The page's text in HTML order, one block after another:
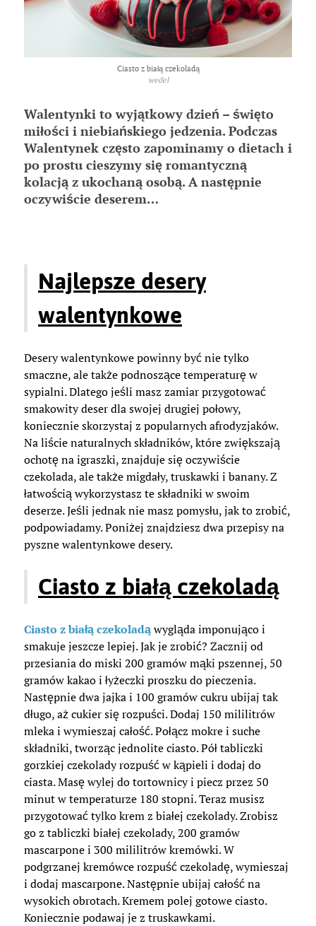
Ciasto z białą czekoladą
wedel
Walentynki to wyjątkowy dzień – święto
miłości i niebiańskiego jedzenia. Podczas
Walentynek często zapominamy o dietach i
po prostu cieszymy się romantyczną
kolacją z ukochaną osobą. A następnie
oczywiście deserem…
Najlepsze desery
walentynkowe
Desery walentynkowe powinny być nie tylko
smaczne, ale także podnoszące temperaturę w
sypialni. Dlatego jeśli masz zamiar przygotować
smakowity deser dla swojej drugiej połowy,
koniecznie skorzystaj z popularnych afrodyzjaków.
Na liście naturalnych składników, które zwiększają
ochotę na igraszki, znajduje się oczywiście
czekolada, ale także migdały, truskawki i banany. Z
łatwością wykorzystasz te składniki w swoim
deserze. Jeśli jednak nie masz pomysłu, jak to zrobić,
podpowiadamy. Poniżej znajdziesz dwa przepisy na
pyszne walentynkowe desery.
Ciasto z białą czekoladą
Ciasto z białą czekoladąwygląda imponująco i
smakuje jeszcze lepiej. Jak je zrobić? Zacznij od
przesiania do miski 200 gramów mąki pszennej, 50
gramów kakao i łyżeczki proszku do pieczenia.
Następnie dwa jajka i 100 gramów cukru ubijaj tak
długo, aż cukier się rozpuści. Dodaj 150 mililitrów
mleka i wymieszaj całość. Połącz mokre i suche
składniki, tworząc jednolite ciasto. Pół tabliczki
gorzkiej czekolady rozpuść w kąpieli i dodaj do
ciasta. Masę wylej do tortownicy i piecz przez 50
minut w temperaturze 180 stopni. Teraz musisz
przygotować tylko krem z białej czekolady. Zrobisz
go z tabliczki białej czekolady, 200 gramów
mascarpone i 300 mililitrów kremówki. W
podgrzanej kremówce rozpuść czekoladę, wymieszaj
i dodaj mascarpone. Następnie ubijaj całość na
wysokich obrotach. Kremem polej gotowe ciasto.
Koniecznie podawaj je z truskawkami.